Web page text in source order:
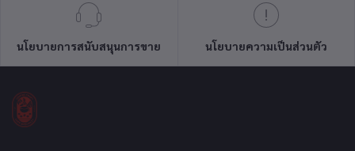
นโยบายการสนับสนุนการขาย นโยบายความเป็นส่วนตัว